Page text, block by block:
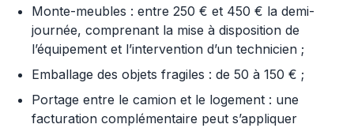
Monte-meubles : entre 250 € et 450 € la demi-
journée, comprenant la mise à disposition de
l’équipement et l’intervention d’un technicien ;
Emballage des objets fragiles : de 50 à 150 € ;
Portage entre le camion et le logement : une
facturation complémentaire peut s’appliquer